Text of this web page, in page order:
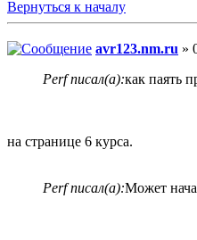
Вернуться к началу
avr123.nm.ru »
Perf писал(а):как паять
на странице 6 курса.
Perf писал(а):Может